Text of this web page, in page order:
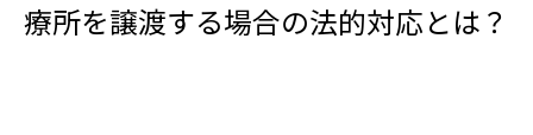
療所を譲渡する場合の法的対応とは？